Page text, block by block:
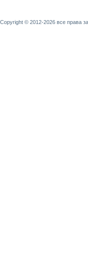
Copyright © 2012-2026 все права